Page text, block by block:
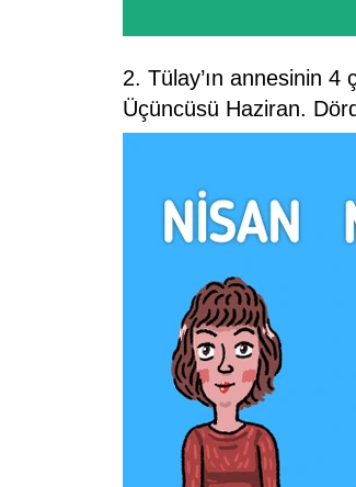
2. Tülay’ın annesinin
Üçüncüsü Haziran.